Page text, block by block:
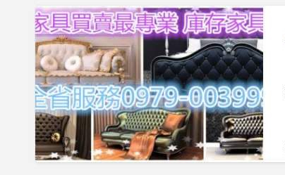
中
古
傢
俱
收
購
2
手
家
二
手
家
具
好
便
宜
宏
品